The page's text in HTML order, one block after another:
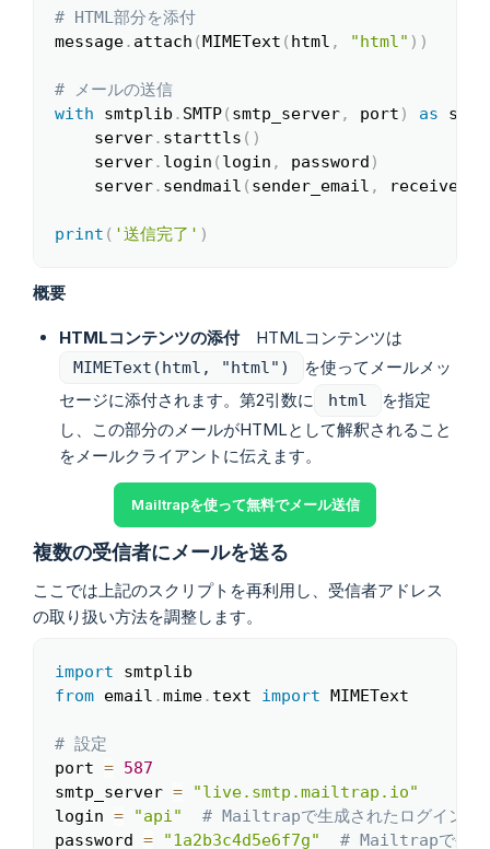
# HTML部分を添付
message. attach ( MIMEText ( html , "html" ) )
# メールの送信
with smtplib . SMTP( smtp_server, port ) as
    server
. starttls ( )
    server
. login ( login , password )
    server
. sendmail ( sender_email ,
print ( '送信完了' )
概要
HTMLコンテンツの添付HTMLコンテンツは
MIMEText(html, "html")
を使ってメールメッ
セージに添付されます。第2引数に
html
を指定
し、この部分のメールがHTMLとして解釈されること
をメールクライアントに伝えます。
Mailtrapを使って無料でメール送信
複数の受信者にメールを送る
ここでは上記のスクリプトを再利用し、受信者アドレス
の取り扱い方法を調整します。
import
from email .mime. text import MIMEText
# 設定
port = 587
smtp_server =
"live.smtp.mailtrap.io"
login = "api"
# Mailtrapで生成されたログイン
password = "1a2b3c4d5e6f7g" # Mailtrapで生成